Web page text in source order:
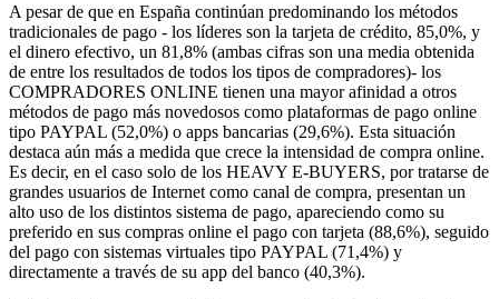
A pesar de que en España continúan predominando los métodos
tradicionales de pago - los líderes son la tarjeta de crédito, 85,0%, y
el dinero efectivo, un 81,8% (ambas cifras son una media obtenida
de entre los resultados de todos los tipos de compradores)- los
COMPRADORES ONLINE tienen una mayor afinidad a otros
métodos de pago más novedosos como plataformas de pago online
tipo PAYPAL (52,0%) o apps bancarias (29,6%). Esta situación
destaca aún más a medida que crece la intensidad de compra online.
Es decir, en el caso solo de los HEAVY E-BUYERS, por tratarse de
grandes usuarios de Internet como canal de compra, presentan un
alto uso de los distintos sistema de pago, apareciendo como su
preferido en sus compras online el pago con tarjeta (88,6%), seguido
del pago con sistemas virtuales tipo PAYPAL (71,4%) y
directamente a través de su app del banco (40,3%).